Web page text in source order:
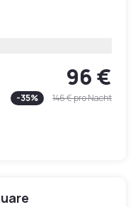
96 €
-35% 146 €pro Nacht